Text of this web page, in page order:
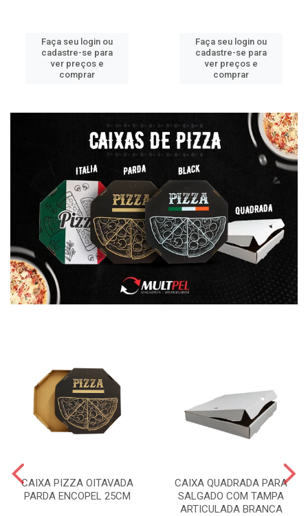
Faça seu login ou
cadastre-se para
ver preços e
comprar
Faça seu login ou
cadastre-se para
ver preços e
comprar
CAIXA PIZZA OITAVADA
PARDA ENCOPEL 25CM
CAIXA QUADRADA PARA
SALGADO COM TAMPA
ARTICULADA BRANCA